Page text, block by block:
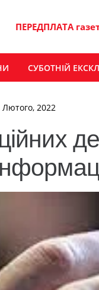
ПЕРЕДПЛАТА
СУБОТНІЙ
Лютого, 2022